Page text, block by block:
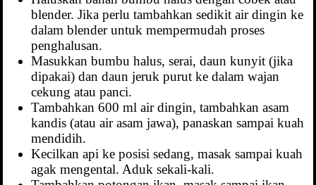
blender. Jika perlu tambahkan sedikit air dingin ke
dalam blender untuk mempermudah proses
penghalusan.
Masukkan bumbu halus, serai, daun kunyit (jika
dipakai) dan daun jeruk purut ke dalam wajan
cekung atau panci.
Tambahkan 600 ml air dingin, tambahkan asam
kandis (atau air asam jawa), panaskan sampai kuah
mendidih.
Kecilkan api ke posisi sedang, masak sampai kuah
agak mengental. Aduk sekali-kali.